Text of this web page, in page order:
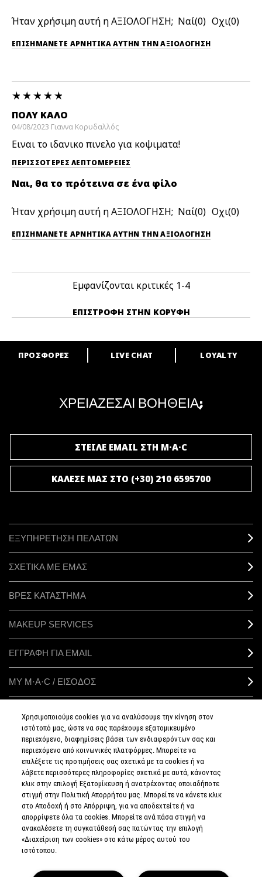
Ήταν χρήσιμη αυτή η ΑΞΙΟΛΟΓΗΣΗ; 0 0
ΕΠΙΣΗΜΆΝΕΤΕ ΑΡΝΗΤΙΚΆ ΑΥΤΉΝ ΤΗΝ ΑΞΙΟΛΟΓΗΣΗ
ΠΟΛΎ ΚΑΛΌ
04/08/2023 Γιαννα Κορυδαλλός
Ειναι το ιδανικο πινελο για κοψιματα!
ΠΕΡΙΣΣΌΤΕΡΕΣ ΛΕΠΤΟΜΈΡΕΙΕΣ
Ναι, θα το πρότεινα σε ένα φίλο
Ήταν χρήσιμη αυτή η ΑΞΙΟΛΟΓΗΣΗ; 0 0
ΕΠΙΣΗΜΆΝΕΤΕ ΑΡΝΗΤΙΚΆ ΑΥΤΉΝ ΤΗΝ ΑΞΙΟΛΟΓΗΣΗ
Εμφανίζονται κριτικές 1-4
ΕΠΙΣΤΡΟΦΉ ΣΤΗΝ ΚΟΡΥΦΉ
ARE YOU A M·A·C LOVER?
ΠΡΟΣΦΟΡΕΣ LIVE CHAT LOYALTY
ΧΡΕΙΑΖΕΣΑΙ ΒΟΗΘΕΙΑ;
ΣΤΕΙΛΕ EMAIL ΣΤΗ M·A·C
ΚΑΛΕΣΕ ΜΑΣ ΣΤΟ (+30) 210 6595700
ΕΞΥΠΗΡΕΤΗΣΗ ΠΕΛΑΤΩΝ
ΣΧΕΤΙΚΑ ΜΕ ΕΜΑΣ
ΒΡΕΣ ΚΑΤΑΣΤΗΜΑ
MAKEUP SERVICES
ΕΓΓΡΑΦΗ ΓΙΑ EMAIL
ΜΥ M·A·C / ΕΙΣΟΔΟΣ
ΣΥΝΔΕΘΕΙΤΕ
ΠΟΛΙΤΙΚΗ
ΑΠΟΡΡΗΤΟΥ
ΟΡΟΙ &
ΠΡΟΥΠΟΘΕΣΕΙΣ
ΟΡΟΙ
ΠΩΛΗΣΗΣ
ΠΟΛΙΤΙΚΗ
ΕΝΗΜΕΡΩΘΕΙΤΕ
Χρησιμοποιούμε cookies για να αναλύσουμε την κίνηση στον
ιστότοπό μας, ώστε να σας παρέχουμε εξατομικευμένο
περιεχόμενο, διαφημίσεις βάσει των ενδιαφερόντων σας και
περιεχόμενο από κοινωνικές πλατφόρμες. Μπορείτε να
επιλέξετε τις προτιμήσεις σας σχετικά με τα cookies ή να
λάβετε περισσότερες πληροφορίες σχετικά με αυτά, κάνοντας
κλικ στην επιλογή Εξατομίκευση ή ανατρέχοντας οποιαδήποτε
στιγμή στην Πολιτική Απορρήτου μας. Μπορείτε να κάνετε κλικ
στο Αποδοχή ή στο Απόρριψη, για να αποδεχτείτε ή να
απορρίψετε όλα τα cookies. Μπορείτε ανά πάσα στιγμή να
ανακαλέσετε τη συγκατάθεσή σας πατώντας την επιλογή
«Διαχείριση των cookies» στο κάτω μέρος αυτού του
ιστότοπου.